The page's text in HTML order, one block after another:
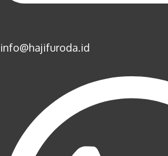
info@hajifuroda.id